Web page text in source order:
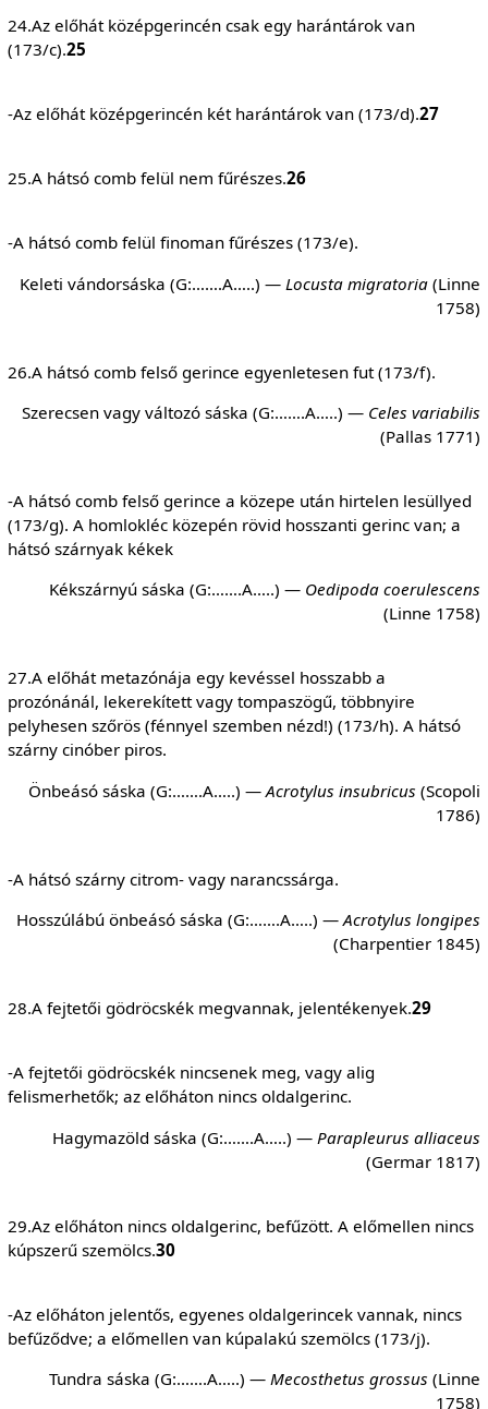
24.Az előhát középgerincén csak egy harántárok van
(173/c).25
-Az előhát középgerincén két harántárok van (173/d).27
25.A hátsó comb felül nem fűrészes.26
-A hátsó comb felül finoman fűrészes (173/e).
Keleti vándorsáska (G:…….A…..) — Locusta migratoria (Linne
1758)
26.A hátsó comb felső gerince egyenletesen fut (173/f).
Szerecsen vagy változó sáska (G:…….A…..) — Celes variabilis
(Pallas 1771)
-A hátsó comb felső gerince a közepe után hirtelen lesüllyed
(173/g). A homlokléc közepén rövid hosszanti gerinc van; a
hátsó szárnyak kékek
Kékszárnyú sáska (G:…….A…..) — Oedipoda coerulescens
(Linne 1758)
27.A előhát metazónája egy kevéssel hosszabb a
prozónánál, lekerekített vagy tompaszögű, többnyire
pelyhesen szőrös (fénnyel szemben nézd!) (173/h). A hátsó
szárny cinóber piros.
Önbeásó sáska (G:…….A…..) —Acrotylus insubricus (Scopoli
1786)
-A hátsó szárny citrom- vagy narancssárga.
Hosszúlábú önbeásó sáska (G:…….A…..) —Acrotylus longipes
(Charpentier 1845)
28.A fejtetői gödröcskék megvannak, jelentékenyek.29
-A fejtetői gödröcskék nincsenek meg, vagy alig
felismerhetők; az előháton nincs oldalgerinc.
Hagymazöld sáska (G:…….A…..) — Parapleurus alliaceus
(Germar 1817)
29.Az előháton nincs oldalgerinc, befűzött. A előmellen nincs
kúpszerű szemölcs.30
-Az előháton jelentős, egyenes oldalgerincek vannak, nincs
befűződve; a előmellen van kúpalakú szemölcs (173/j).
Tundra sáska (G:…….A…..) —Mecosthetus grossus (Linne
1758)